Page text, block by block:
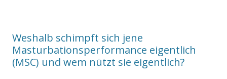
Weshalb schimpft sich jene
Masturbationsperformance eigentlich
(MSC) und wem nützt sie eigentlich?